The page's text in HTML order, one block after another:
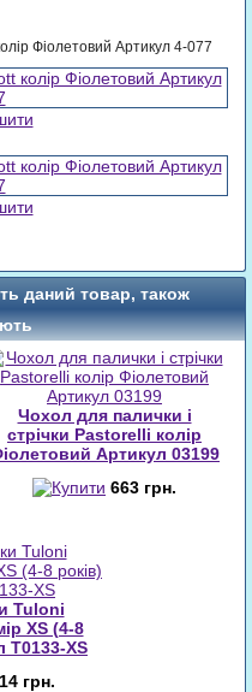
даний товар, також
Чохол для палички і
стрічки Pastorelli колір
Артикул 03199
663 грн.
Tuloni
XS (4-8
T0133-XS
грн.